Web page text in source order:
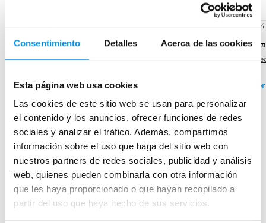
Consentimiento Detalles Acerca de las cookies
Esta página web usa cookies
Las cookies de este sitio web se usan para personalizar
el contenido y los anuncios, ofrecer funciones de redes
sociales y analizar el tráfico. Además, compartimos
información sobre el uso que haga del sitio web con
nuestros partners de redes sociales, publicidad y análisis
web, quienes pueden combinarla con otra información
que les haya proporcionado o que hayan recopilado a
partir del uso que haya hecho de sus servicios.
+ 5 COLORES DISPONIBLES
Disponible en varias
medidas
Ver opciones›
+ 14 COLORES DISPONIBLES
Disponible en varias
medidas
Ver opciones
+
Mamparas de bañera
Frontales
Bañeras en esquina
Hojas o biombos de bañera